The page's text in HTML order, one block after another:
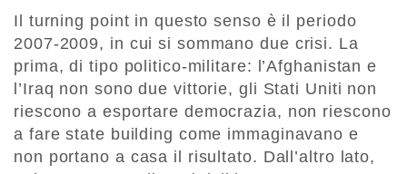
Il turning point in questo senso è il periodo
2007-2009, in cui si sommano due crisi. La
prima, di tipo politico-militare: l’Afghanistan e
l’Iraq non sono due vittorie, gli Stati Uniti non
riescono a esportare democrazia, non riescono
a fare state building come immaginavano e
non portano a casa il risultato. Dall’altro lato,